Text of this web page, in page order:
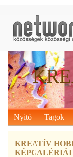
Nyitó Tagok
KREATÍV
KÉPGALÉRIÁI